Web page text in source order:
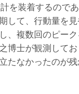
を装着するので
して、行動量を
、複数回のピー
博士が観測してお
たなかったのが残